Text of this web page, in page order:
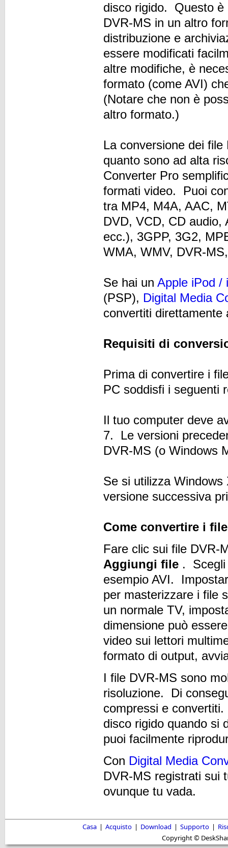
disco rigido. Questo è
DVR-MS in un altro
distribuzione e
essere modificati
altre modifiche, è
formato (come AVI)
(Notare che non è
altro formato.)
La conversione dei
quanto sono ad alta
Converter Pro
formati video. Puoi
tra MP4, M4A, AAC,
DVD, VCD, CD audio,
ecc.), 3GPP, 3G2,
WMA, WMV, DVR-
Se hai un Apple iPod /
(PSP), Digital Media
convertiti
Requisiti di
Prima di convertire i
PC soddisfi i seguenti
Il tuo computer deve
7. Le versioni
DVR-MS (o
Se si utilizza
versione successiva
Come convertire i
Fare clic sui file DVR-
Aggiungi file . Scegli
esempio AVI.
per masterizzare i file
un normale TV,
dimensione può
video sui lettori
formato di output,
I file DVR-MS sono
risoluzione. Di
compressi e
disco rigido quando si
puoi facilmente
Con Digital Media
DVR-MS registrati sui
ovunque tu vada.
Casa | Acquisto | Download | Supporto |
Copyright ©